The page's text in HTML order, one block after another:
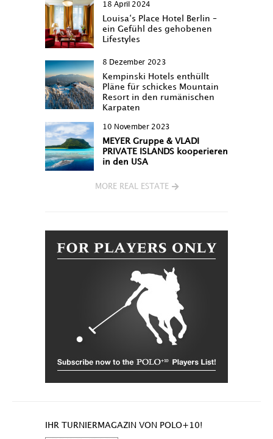
18 April 2024
Louisa‘s Place Hotel Berlin –
ein Gefühl des gehobenen
Lifestyles
8 Dezember 2023
Kempinski Hotels enthüllt
Pläne für schickes Mountain
Resort in den rumänischen
Karpaten
10 November 2023
MEYER Gruppe & VLADI
PRIVATE ISLANDS kooperieren
in den USA
MORE REAL ESTATE
IHR TURNIERMAGAZIN VON POLO+10!